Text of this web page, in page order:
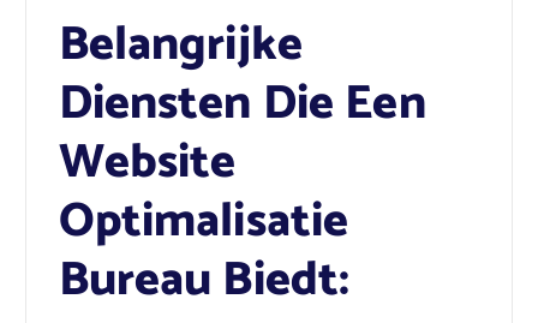
Belangrijke
Diensten Die Een
Website
Optimalisatie
Bureau Biedt: